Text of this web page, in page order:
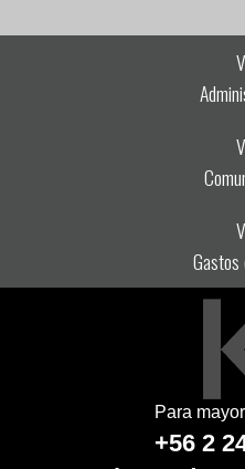
Gastos
Para
+56 2